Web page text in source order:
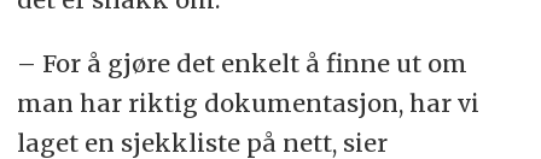
– For å gjøre det enkelt å finne ut om
man har riktig dokumentasjon, har vi
laget en sjekkliste på nett, sier